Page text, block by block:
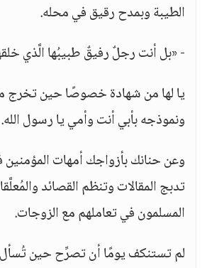
الطيبة وبمدح رقيق في محله.
- «بل أنت رجلٌ رفيقٌ طبيبُها الَّذي
يا لها من شهادة خصوصًا حين تخرج
ونموذجه بأبي أنت وأمي يا رسول الله.
وعن حنانك بأزواجك أمهات
تدبج المقالات وتنظم القصائد
المسلمون في تعاملهم مع الزوجات.
لم تستنكف يومًا أن تصرِّح حين